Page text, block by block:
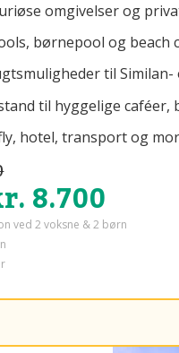
omgivelser og
børnepool og beach
til
til hyggelige
hotel, transport og
8.700
ved 2 voksne & 2 børn